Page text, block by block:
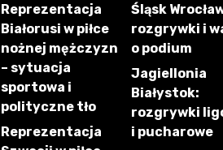
Reprezentacja
Białorusi w piłce
nożnej mężczyzn
– sytuacja
sportowa i
polityczne tło
Reprezentacja
Śląsk
rozgrywki i
o podium
Jagiellonia
Białystok:
rozgrywki
i pucharowe